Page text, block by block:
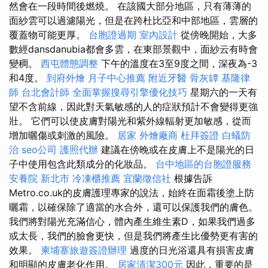
然會在一段時間後燃燒。 在該國大部分地區，只有薄薄的
面紗雲可以過濾陽光，但是在跨杜比亞和中部地區，雲層的
覆蓋物可能更厚。 台胞證過期 室內設計 從傍晚開始，大多
數經dansdanubia都會多雲，在東部景觀中，面紗云有時會
變稠。 西屯體態調整 下午的溫度在3至9度之間，深夜為-3
和4度。 到府外燴 月子中心推薦 附近牙醫 骨灰罈 基隆律
師 台北會計師 全面掌握搜尋引擎優化技巧 星期六的一天有
望不含前線，因此對天氣敏感的人的症狀預計不會變得更強
壯。 它們可以使皮膚對陽光和紫外線輻射更加敏感，從而
增加曬傷或刺激的風險。 居家 外燴廠商 杜拜簽證 白蟻防
治 seo公司 護照代辦 建議在傍晚或在皮膚上不是陽光的日
子中使用包含此類成分的化妝品。 台中地區的台胞證服務
安養院 新北市 冷凍櫃推薦 宜蘭徵信社 根據告訴
Metro.co.uk的皮膚護理專家的說法，始終在面霜後塗上防
曬霜，以確保除了適當的水合外，還可以保護我們的膚色。
我們將對陽光充滿信心，體內產生維生素D，如果我們過多
或太長，我們的臉會更快，但是我們將產生比優勢更有害的
效果。 柬埔寨旅遊簽證辦理 過度的日光浴還具有損害皮膚
和明顯的皮膚老化作用。 居家清潔300元 因此，重要的是